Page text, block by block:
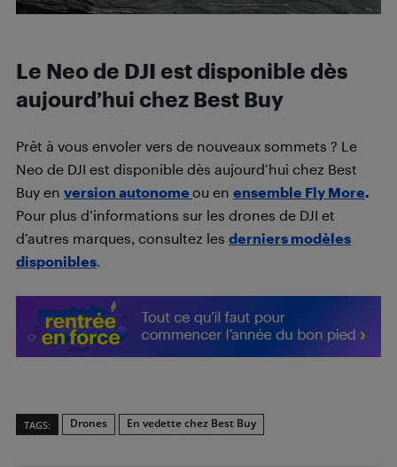
Le Neo de DJI est disponible dès
aujourd’hui chez Best Buy
Prêt à vous envoler vers de nouveaux sommets ? Le
Neo de DJI est disponible dès aujourd’hui chez Best
Buy en version autonome ou en ensemble Fly More.
Pour plus d’informations sur les drones de DJI et
d’autres marques, consultez les derniers modèles
disponibles.
TAGS: Drones En vedette chez Best Buy